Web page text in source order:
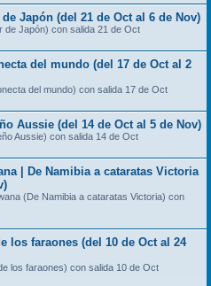
Japón (del 21 de Oct al 6 de Nov)
de Japón) con salida 21 de Oct
del mundo (del 17 de Oct al 2
del mundo) con salida 17 de Oct
Aussie (del 14 de Oct al 5 de Nov)
Aussie) con salida 14 de Oct
| De Namibia a cataratas Victoria
(De Namibia a cataratas Victoria) con
los faraones (del 10 de Oct al 24
los faraones) con salida 10 de Oct